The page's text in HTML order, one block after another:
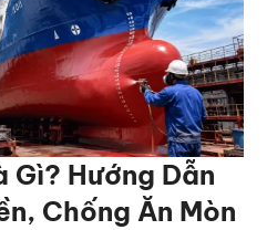
Gì? Hướng Dẫn
Chống Ăn Mòn